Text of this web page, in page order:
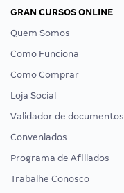
GRAN CURSOS ONLINE
Quem Somos
Como Funciona
Como Comprar
Loja Social
Validador de documentos
Conveniados
Programa de Afiliados
Trabalhe Conosco